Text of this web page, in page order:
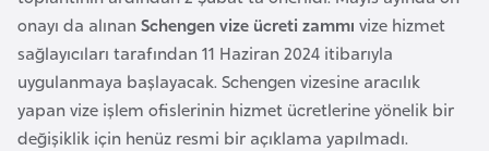
onayı da alınanSchengen vize ücreti zammı vize hizmet
sağlayıcıları tarafından 11 Haziran 2024 itibarıyla
uygulanmaya başlayacak. Schengen vizesine aracılık
yapan vize işlem ofislerinin hizmet ücretlerine yönelik bir
değişiklik için henüz resmi bir açıklama yapılmadı.
y
c
a
n